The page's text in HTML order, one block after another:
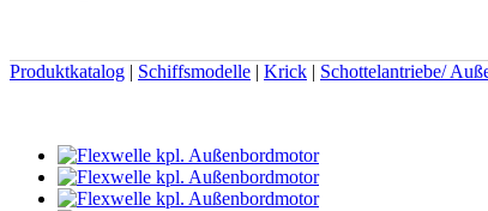
Produktkatalog | Schiffsmodelle | Krick | Schottelantriebe/